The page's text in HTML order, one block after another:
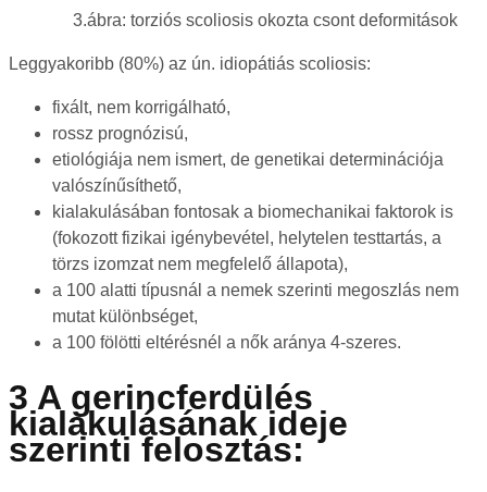
3.ábra: torziós scoliosis okozta csont deformitások
Leggyakoribb (80%) az ún. idiopátiás scoliosis:
fixált, nem korrigálható,
rossz prognózisú,
etiológiája nem ismert, de genetikai determinációja
valószínűsíthető,
kialakulásában fontosak a biomechanikai faktorok is
(fokozott fizikai igénybevétel, helytelen testtartás, a
törzs izomzat nem megfelelő állapota),
a 100 alatti típusnál a nemek szerinti megoszlás nem
mutat különbséget,
a 100 fölötti eltérésnél a nők aránya 4-szeres.
3 A gerincferdülés
kialakulásának ideje
szerinti felosztás: